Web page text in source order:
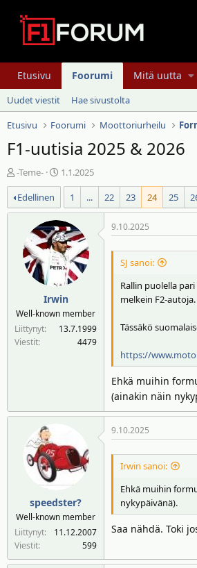
Etusivu Foorumi Mitä uutta
Uudet viestit
Hae sivustolta
Etusivu
Foorumi Moottoriurheilu
F1-uutisia 2025 & 2026
V
i
e
s
u
n
a
-Teme-
A
l
i
t
u
s
p
ä
i
v
ä
1.1.2025
Edellinen
1 ... 22 23 24 25
Irwin
Well-known member
Liittynyt
13.7.1999
Viestit
4479
9.10.2025
SJ sanoi:
Rallin puolella
melkein F2-autoja.
Tässäkö
https://
Ehkä muihin
(ainakin näin
speedster?
Well-known member
Liittynyt
11.12.2007
Viestit
599
9.10.2025
Irwin sanoi:
Ehkä muihin
nykypäivänä).
Saa nähdä. Toki